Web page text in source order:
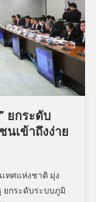
ยกระดับ
นเข้าถึงง่าย
ทศแห่งชาติ มุ่ง
ยกระดับระบบภูมิ